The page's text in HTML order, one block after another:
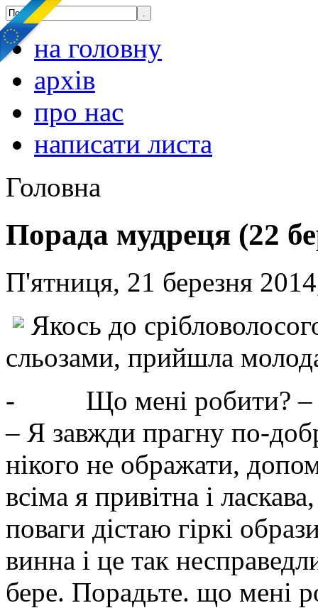
на головну
архів
про нас
написати листа
Головна
Порада мудреця (22
П'ятниця, 21 березня
Якось до
сльозами, прийшла
- Що мені робити? –
– Я завжди прагну по-
нікого не ображати,
всіма я привітна і
поваги дістаю гіркі
винна і це так
бере. Порадьте. що мені